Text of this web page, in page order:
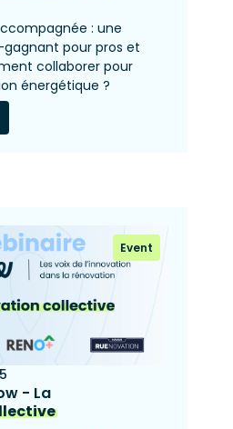
: une
pour pros et
collaborer pour
énergétique ?
Event
- La